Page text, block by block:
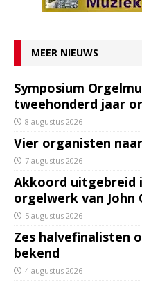
MEER NIEUWS
Symposium
tweehonderd jaar
8 augustus 2026
Vier organisten
7 augustus 2026
Akkoord uitgebreid
orgelwerk van John
5 augustus 2026
Zes halvefinalisten
bekend
4 augustus 2026